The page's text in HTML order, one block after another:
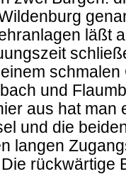
läßt
und
aus hat man
und die
langen
rückwärtige